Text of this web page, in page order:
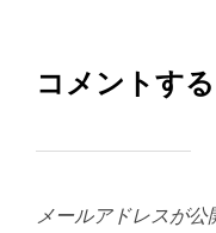
コメントする
メールアドレスが公